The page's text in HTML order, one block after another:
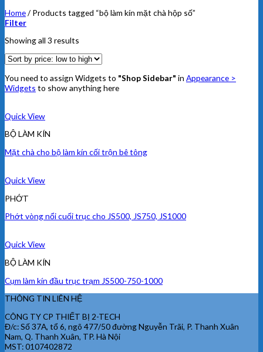
Home/ Products tagged “bộ làm kín mặt chà hộp số”
Filter
Showing all 3 results
You need to assign Widgets to "Shop Sidebar" in Appearance >
Widgets to show anything here
Quick View
BỘ LÀM KÍN
Mặt chà cho bộ làm kín cối trộn bê tông
Quick View
PHỚT
Phớt vòng nổi cuối trục cho JS500, JS750, JS1000
Quick View
BỘ LÀM KÍN
Cụm làm kín đầu trục trạm JS500-750-1000
THÔNG TIN LIÊN HỆ
CÔNG TY CP THIẾT BỊ 2-TECH
Đ/c: Số 37A, tổ 6, ngõ 477/50 đường Nguyễn Trãi, P. Thanh Xuân
Nam, Q. Thanh Xuân, TP. Hà Nội
MST: 0107402872